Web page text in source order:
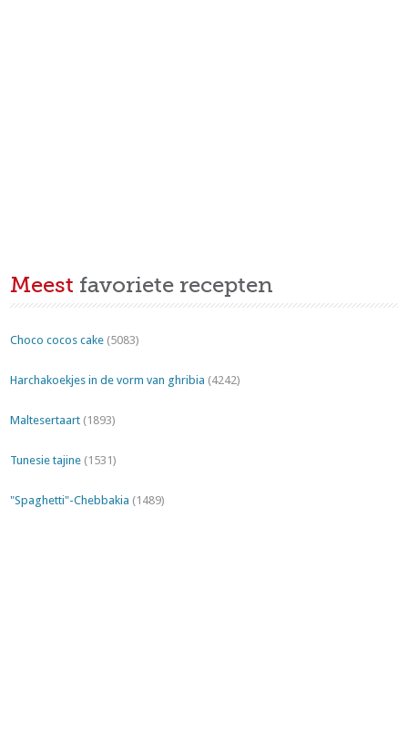
Meest favoriete recepten
Choco cocos cake (5083)
Harchakoekjes in de vorm van ghribia (4242)
Maltesertaart (1893)
Tunesie tajine (1531)
"Spaghetti"-Chebbakia (1489)